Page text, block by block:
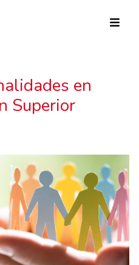
en
Superior